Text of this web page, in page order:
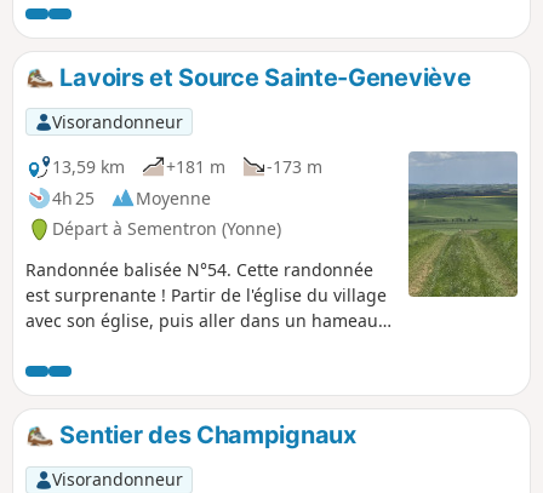
au plus près de l'eau. Vous longerez d'abord les rives
sauvages de l'Yonne, avant de rejoindre le calme du Canal
du Nivernais et son chemin de halage. Un itinéraire idéal à
faire en famille pour observer la faune aquatique, les
passages d'écluses et profiter d'un moment de sérénité en
pleine nature.
Lavoirs et Source Sainte-Geneviève
Visorandonneur
13,59 km
+181 m
-173 m
4h 25
Moyenne
Départ à Sementron (Yonne)
Randonnée balisée N°54. Cette randonnée
est surprenante ! Partir de l'église du village
avec son église, puis aller dans un hameau
vagabonder dans les terres fortes et
calcaires de la Forterre à la découverte de
hameaux et fermes isolées. Joli coup d’œil au
retour depuis le plateau sur les bois et
paysages poyaudins.
Sentier des Champignaux
Visorandonneur